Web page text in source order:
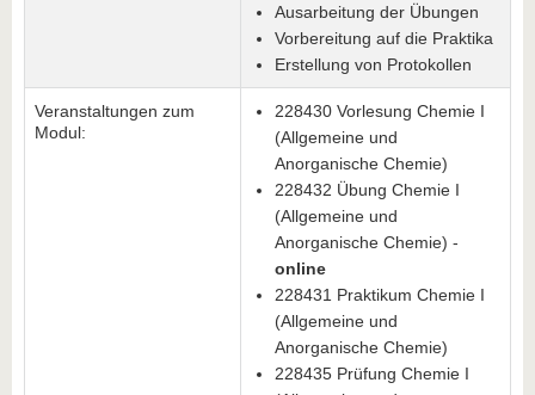
Ausarbeitung der Übungen
Vorbereitung auf die Praktika
Erstellung von Protokollen
Veranstaltungen zum
Modul:
228430 Vorlesung Chemie I
(Allgemeine und
Anorganische Chemie)
228432 Übung Chemie I
(Allgemeine und
Anorganische Chemie) -
online
228431 Praktikum Chemie I
(Allgemeine und
Anorganische Chemie)
228435 Prüfung Chemie I